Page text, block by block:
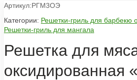
Артикул:РГМ3ОЭ
Категории: Решетки-гриль для барбекю
Решетки-гриль для мангала
Решетка для